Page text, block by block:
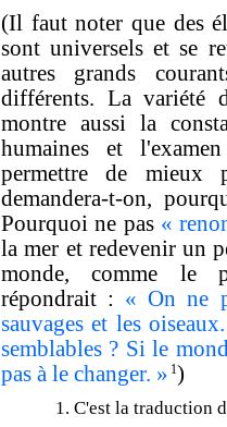
(Il faut noter que des
sont universels et se
autres grands
différents. La variété
montre aussi la
humaines et
permettre de mieux
demandera-t-on,
Pourquoi ne pas «
la mer et redevenir un
monde, comme le
répondrait : « On ne
sauvages et les
semblables ? Si le
pas à le changer. » 1)
1. C'est la traduction